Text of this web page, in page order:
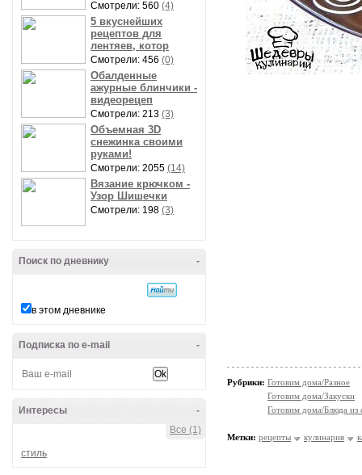
Смотрели: 560 (4)
5 вкуснейших
рецептов для
лентяев, котор
Смотрели: 456 (0)
Обалденные
ажурные блинчики -
видеорецеп
Смотрели: 213 (3)
Объемная 3D
снежинка своими
руками!
Смотрели: 2055 (14)
Вязание крючком -
Узор Шишечки
Смотрели: 198 (3)
-
Поиск по дневнику
в этом дневнике
-
Подписка по e-mail
-
Интересы
Все (1)
стиль
Рубрики: Готовим дома/Разное
Готовим дома/Закуски
Готовим дома/Блюда из
Метки: рецепты кулинария